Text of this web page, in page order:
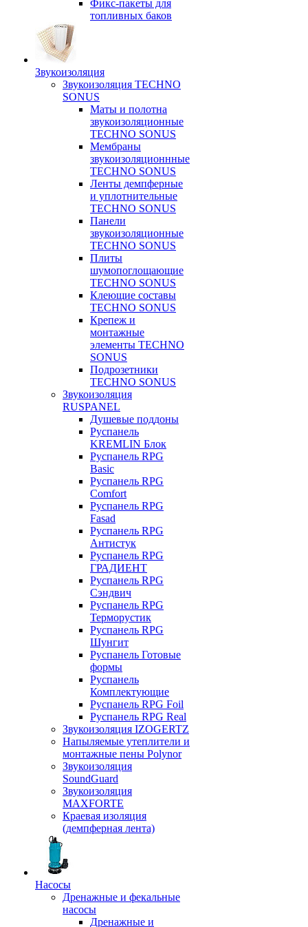
Фикс-пакеты для
топливных баков
Звукоизоляция
Звукоизоляция TECHNO
SONUS
Маты и полотна
звукоизоляционные
TECHNO SONUS
Мембраны
звукоизоляционнные
TECHNO SONUS
Ленты демпферные
и уплотнительные
TECHNO SONUS
Панели
звукоизоляционные
TECHNO SONUS
Плиты
шумопоглощающие
TECHNO SONUS
Клеющие составы
TECHNO SONUS
Крепеж и
монтажные
элементы TECHNO
SONUS
Подрозетники
TECHNO SONUS
Звукоизоляция
RUSPANEL
Душевые поддоны
Руспанель
KREMLIN Блок
Руспанель RPG
Basic
Руспанель RPG
Comfort
Руспанель RPG
Fasad
Руспанель RPG
Антистук
Руспанель RPG
ГРАДИЕНТ
Руспанель RPG
Сэндвич
Руспанель RPG
Терморустик
Руспанель RPG
Шунгит
Руспанель Готовые
формы
Руспанель
Комплектующие
Руспанель RPG Foil
Руспанель RPG Real
Звукоизоляция IZOGERTZ
Напыляемые утеплители и
монтажные пены Polynor
Звукоизоляция
SoundGuard
Звукоизоляция
MAXFORTE
Краевая изоляция
(демпферная лента)
Насосы
Дренажные и фекальные
насосы
Дренажные и